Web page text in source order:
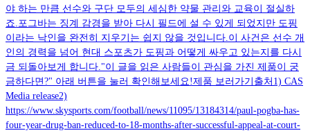
야 하는 만큼 선수와 구단 모두의 세심한 약물 관리와 교육이 절실하
죠.포그바는 징계 감경을 받아 다시 필드에 설 수 있게 되었지만 도핑
이라는 낙인을 완전히 지우기는 쉽지 않을 것입니다.이 사건은 선수 개
인의 경력을 넘어 현대 스포츠가 도핑과 어떻게 싸우고 있는지를 다시
금 되돌아보게 합니다."이 글을 읽은 사람들이 관심을 가진 제품이 궁
금하다면?" 아래 버튼을 눌러 확인해보세요!제품 보러가기출처1) CAS
Media release2)
https://www.skysports.com/football/news/11095/13184314/paul-pogba-has-
four-year-drug-ban-reduced-to-18-months-after-successful-appeal-at-court-